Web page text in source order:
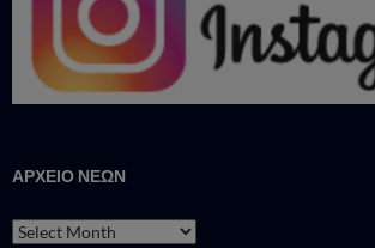
ΑΡΧΕΙΟ ΝΕΩΝ
ΑΡΧΕΙΟ